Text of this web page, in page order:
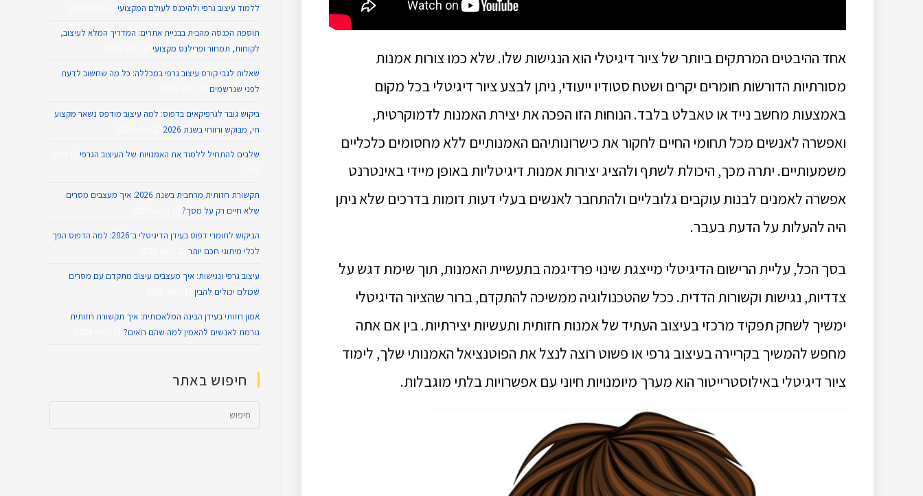
אחד ההיבטים המרתקים ביותר של ציור דיגיטלי הוא הנגישות שלו. שלא כמו צורות אמנות
מסורתיות הדורשות חומרים יקרים ושטח סטודיו ייעודי, ניתן לבצע ציור דיגיטלי בכל מקום
באמצעות מחשב נייד או טאבלט בלבד. הנוחות הזו הפכה את יצירת האמנות לדמוקרטית,
ואפשרה לאנשים מכל תחומי החיים לחקור את כישרונותיהם האמנותיים ללא מחסומים כלכליים
משמעותיים. יתרה מכך, היכולת לשתף ולהציג יצירות אמנות דיגיטליות באופן מיידי באינטרנט
אפשרה לאמנים לבנות עוקבים גלובליים ולהתחבר לאנשים בעלי דעות דומות בדרכים שלא ניתן
היה להעלות על הדעת בעבר.
בסך הכל, עליית הרישום הדיגיטלי מייצגת שינוי פרדיגמה בתעשיית האמנות, תוך שימת דגש על
צדדיות, נגישות וקשורות הדדית. ככל שהטכנולוגיה ממשיכה להתקדם, ברור שהציור הדיגיטלי
ימשיך לשחק תפקיד מרכזי בעיצוב העתיד של אמנות חזותית ותעשיות יצירתיות.בין אם אתה
מחפש להמשיך בקריירה בעיצוב גרפי או פשוט רוצה לנצל את הפוטנציאל האמנותי שלך, לימוד
ציור דיגיטלי באילוסטרייטור הוא מערך מיומנויות חיוני עם אפשרויות בלתי מוגבלות.
ללמוד עיצוב גרפי ולהיכנס לעולם המקצועי
תוספת הכנסה מהבית בבניית אתרים: המדריך המלא לעיצוב,
לקוחות, תמחור ופרילנס מקצועי
שאלות לגבי קורס עיצוב גרפי במכללה: כל מה שחשוב לדעת
לפני שנרשמים
ביקוש גובר לגרפיקאים בדפוס: למה עיצוב מודפס נשאר מקצוע
חי, מבוקש ורווחי בשנת 2026
שלבים להתחיל ללמוד את האמנויות של העיצוב הגרפי
תקשורת חזותית מרחבית בשנת 2026: איך מעצבים מסרים
שלא חיים רק על מסך?
הביקוש לחומרי דפוס בעידן הדיגיטלי ב־2026: למה הדפוס הפך
לכלי מיתוגי חכם יותר
עיצוב גרפי ונגישות: איך מעצבים עיצוב מתקדם עם מסרים
שכולם יכולים להבין
אמון חזותי בעידן הבינה המלאכותית: איך תקשורת חזותית
גורמת לאנשים להאמין למה שהם רואים?
חיפוש באתר